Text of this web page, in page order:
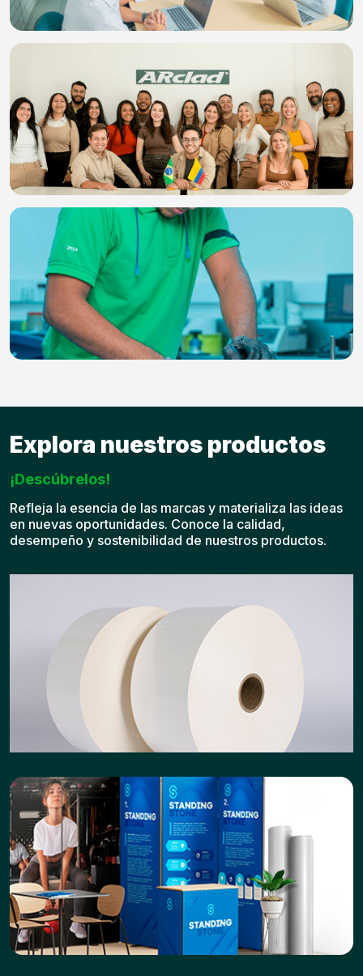
Explora nuestros productos
¡Descúbrelos!
Refleja la esencia de las marcas y materializa las ideas
en nuevas oportunidades. Conoce la calidad,
desempeño y sostenibilidad de nuestros productos.